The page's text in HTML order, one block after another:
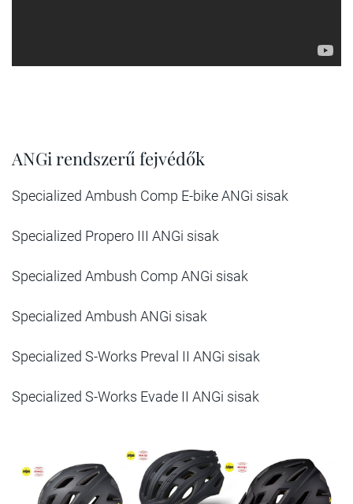
ANGi rendszerű fejvédők
Specialized Ambush Comp E-bike ANGi sisak
Specialized Propero III ANGi sisak
Specialized Ambush Comp ANGi sisak
Specialized Ambush ANGi sisak
Specialized S-Works Preval II ANGi sisak
Specialized S-Works Evade II ANGi sisak